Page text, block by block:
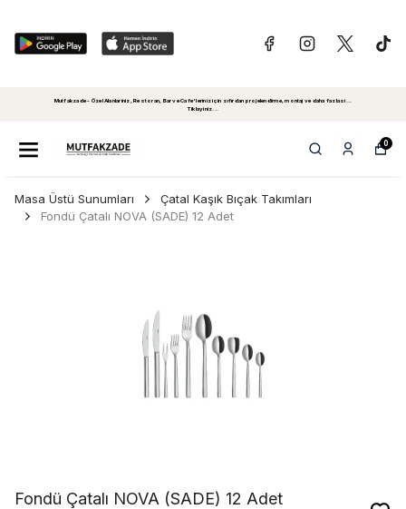
Mutfakzade - Özel Alanlariniz, Restoran, Bar ve Cafe'leriniz için sıfırdan projelendirme, montaj ve daha fazlasi...
Tiklayiniz...
0
Masa Üstü Sunumları
Çatal Kaşık Bıçak Takımları
Fondü Çatalı NOVA (SADE) 12 Adet
Fondü Çatalı NOVA (SADE) 12 Adet